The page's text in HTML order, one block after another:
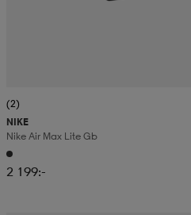
(2)
NIKE
Nike Air Max Lite Gb
2 199:-